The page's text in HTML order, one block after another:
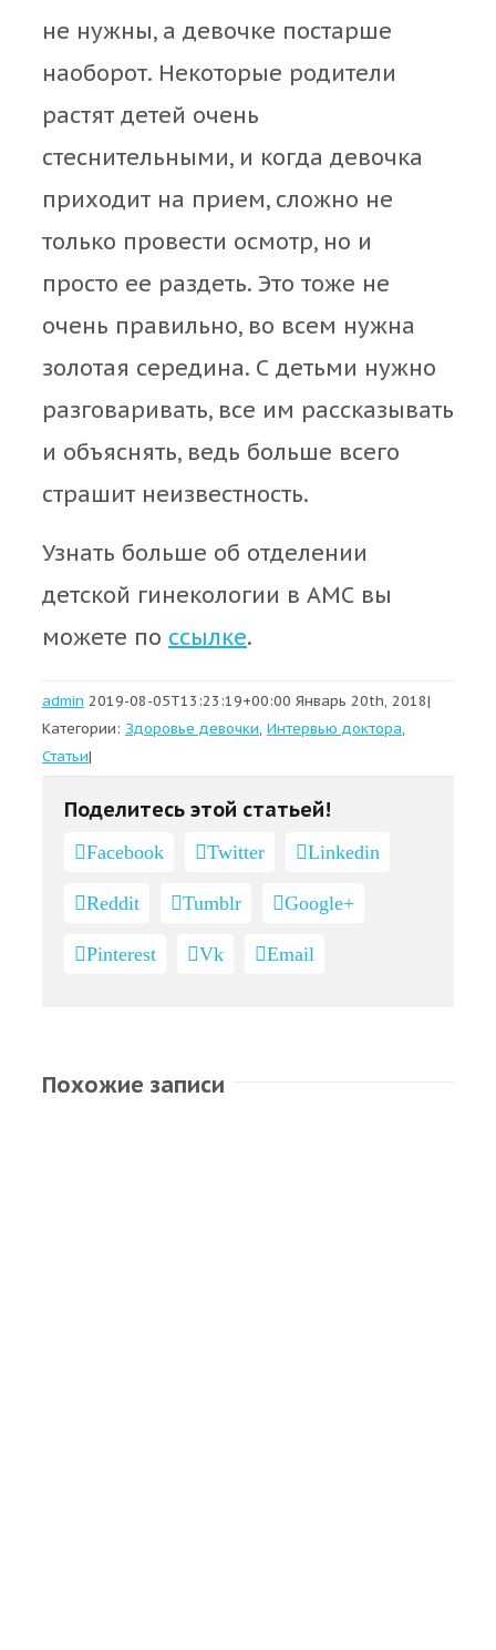
не нужны, а девочке постарше
наоборот. Некоторые родители
растят детей очень
стеснительными, и когда девочка
приходит на прием, сложно не
только провести осмотр, но и
просто ее раздеть. Это тоже не
очень правильно, во всем нужна
золотая середина. С детьми нужно
разговаривать, все им рассказывать
и объяснять, ведь больше всего
страшит неизвестность.
Узнать больше об отделении
детской гинекологии в АМС вы
можете по ссылке.
admin 2019-08-05T13:23:19+00:00 Январь 20th, 2018|
Категории: Здоровье девочки, Интервью доктора,
Статьи|
Поделитесь этой статьей!
Facebook Twitter Linkedin
Reddit Tumblr Google+
Pinterest Vk Email
Похожие записи